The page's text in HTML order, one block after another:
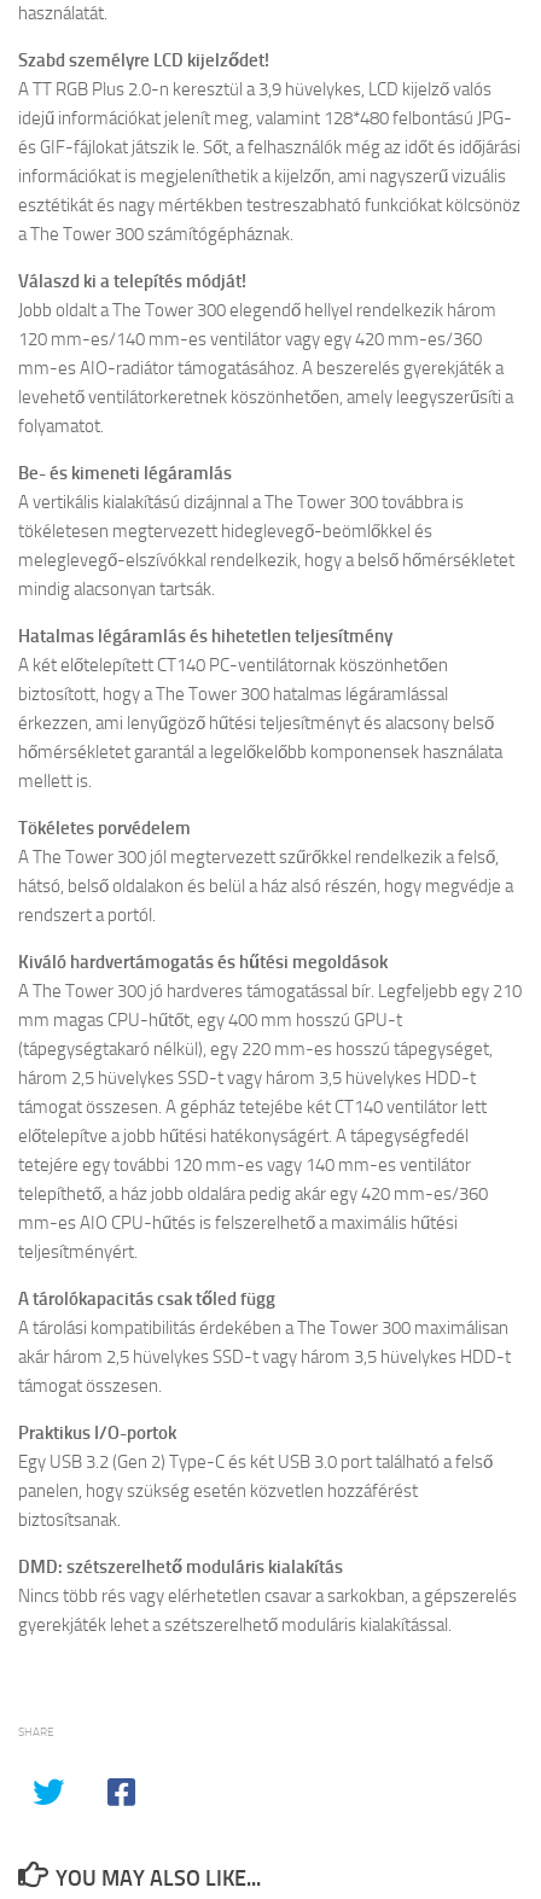
használatát.
Szabd személyre LCD kijelződet!
A TT RGB Plus 2.0-n keresztül a 3,9 hüvelykes, LCD kijelző valós
idejű információkat jelenít meg, valamint 128*480 felbontású JPG-
és GIF-fájlokat játszik le. Sőt, a felhasználók még az időt és időjárási
információkat is megjeleníthetik a kijelzőn, ami nagyszerű vizuális
esztétikát és nagy mértékben testreszabható funkciókat kölcsönöz
a The Tower 300 számítógépháznak.
Válaszd ki a telepítés módját!
Jobb oldalt a The Tower 300 elegendő hellyel rendelkezik három
120 mm-es/140 mm-es ventilátor vagy egy 420 mm-es/360
mm-es AIO-radiátor támogatásához. A beszerelés gyerekjáték a
levehető ventilátorkeretnek köszönhetően, amely leegyszerűsíti a
folyamatot.
Be- és kimeneti légáramlás
A vertikális kialakítású dizájnnal a The Tower 300 továbbra is
tökéletesen megtervezett hideglevegő-beömlőkkel és
meleglevegő-elszívókkal rendelkezik, hogy a belső hőmérsékletet
mindig alacsonyan tartsák.
Hatalmas légáramlás és hihetetlen teljesítmény
A két előtelepített CT140 PC-ventilátornak köszönhetően
biztosított, hogy a The Tower 300 hatalmas légáramlással
érkezzen, ami lenyűgöző hűtési teljesítményt és alacsony belső
hőmérsékletet garantál a legelőkelőbb komponensek használata
mellett is.
Tökéletes porvédelem
A The Tower 300 jól megtervezett szűrőkkel rendelkezik a felső,
hátsó, belső oldalakon és belül a ház alsó részén, hogy megvédje a
rendszert a portól.
Kiváló hardvertámogatás és hűtési megoldások
A The Tower 300 jó hardveres támogatással bír. Legfeljebb egy 210
mm magas CPU-hűtőt, egy 400 mm hosszú GPU-t
(tápegységtakaró nélkül), egy 220 mm-es hosszú tápegységet,
három 2,5 hüvelykes SSD-t vagy három 3,5 hüvelykes HDD-t
támogat összesen. A gépház tetejébe két CT140 ventilátor lett
előtelepítve a jobb hűtési hatékonyságért. A tápegységfedél
tetejére egy további 120 mm-es vagy 140 mm-es ventilátor
telepíthető, a ház jobb oldalára pedig akár egy 420 mm-es/360
mm-es AIO CPU-hűtés is felszerelhető a maximális hűtési
teljesítményért.
A tárolókapacitás csak tőled függ
A tárolási kompatibilitás érdekében a The Tower 300 maximálisan
akár három 2,5 hüvelykes SSD-t vagy három 3,5 hüvelykes HDD-t
támogat összesen.
Praktikus I/O-portok
Egy USB 3.2 (Gen 2) Type-C és két USB 3.0 port található a felső
panelen, hogy szükség esetén közvetlen hozzáférést
biztosítsanak.
DMD: szétszerelhető moduláris kialakítás
Nincs több rés vagy elérhetetlen csavar a sarkokban, a gépszerelés
gyerekjáték lehet a szétszerelhető moduláris kialakítással.
SHARE
YOU MAY ALSO LIKE...